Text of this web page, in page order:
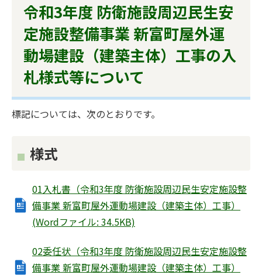
令和3年度 防衛施設周辺民生安
定施設整備事業 新富町屋外運
動場建設（建築主体）工事の入
札様式等について
標記については、次のとおりです。
様式
01入札書（令和3年度 防衛施設周辺民生安定施設整
備事業 新富町屋外運動場建設（建築主体）工事）
(Wordファイル: 34.5KB)
02委任状（令和3年度 防衛施設周辺民生安定施設整
備事業 新富町屋外運動場建設（建築主体）工事）